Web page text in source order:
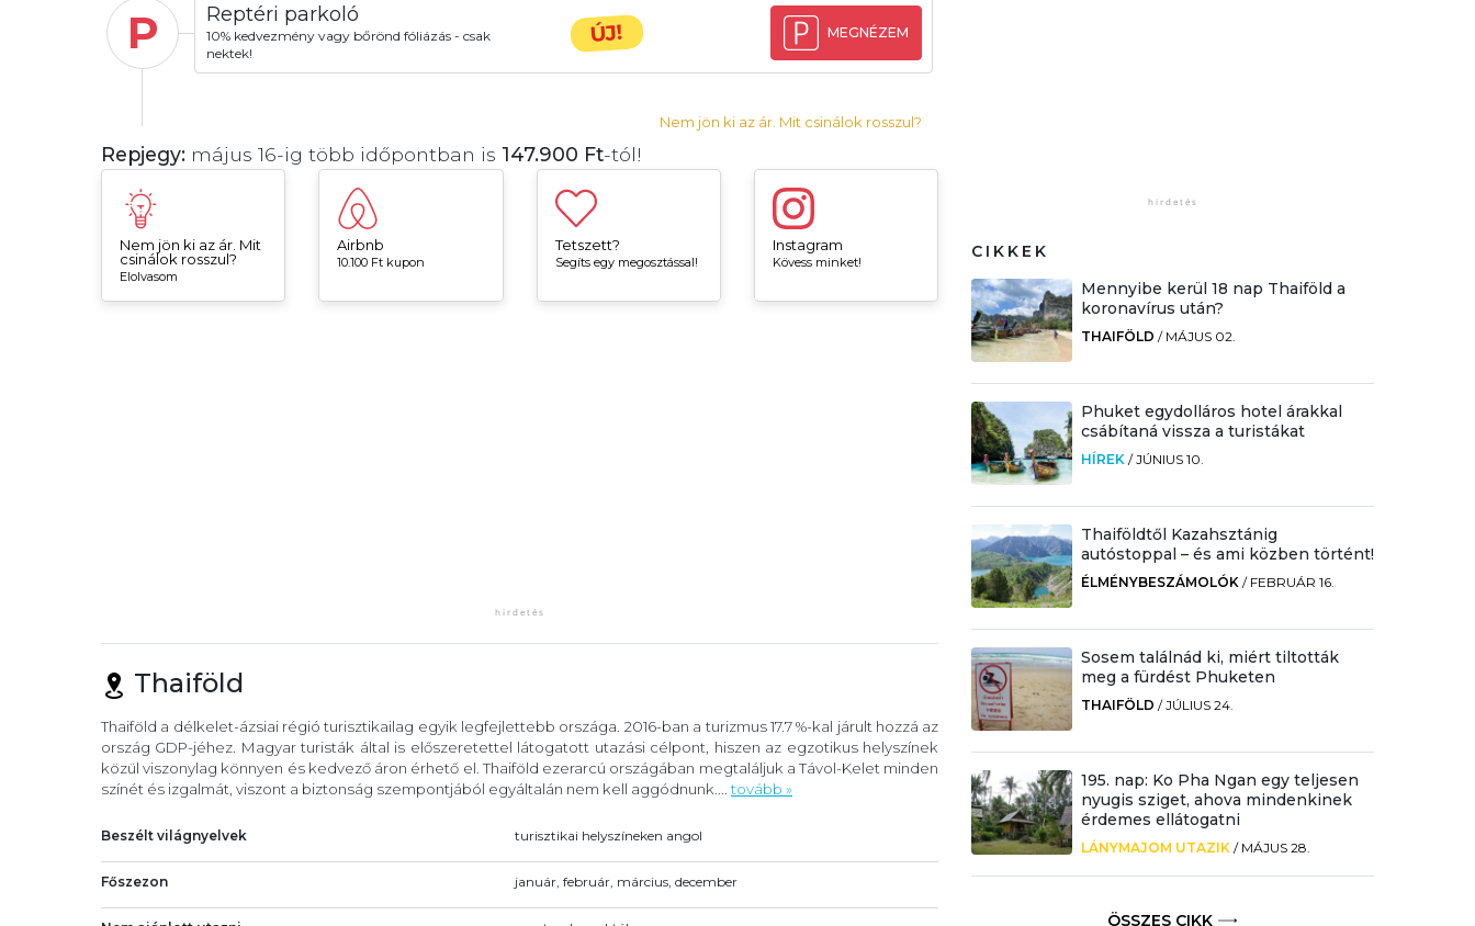
P Reptéri parkoló
10% kedvezmény vagy bőrönd fóliázás - csak
nektek!
ÚJ! MEGNÉZEM
Nem jön ki az ár. Mit csinálok rosszul?
Repjegy: május 16-ig több időpontban is 147.900 Ft-tól!
Nem jön ki az ár. Mit
csinálok rosszul?
Elolvasom
Airbnb
10.100 Ft kupon
Tetszett?
Segíts egy megosztással!
Instagram
Kövess minket!
Thaiföld
Thaiföld a délkelet-ázsiai régió turisztikailag egyik legfejlettebb országa. 2016-ban a turizmus 17.7 %-kal járult hozzá az
ország GDP-jéhez. Magyar turisták által is előszeretettel látogatott utazási célpont, hiszen az egzotikus helyszínek
közül viszonylag könnyen és kedvező áron érhető el. Thaiföld ezerarcú országában megtaláljuk a Távol-Kelet minden
színét és izgalmát, viszont a biztonság szempontjából egyáltalán nem kell aggódnunk.... tovább »
Beszélt világnyelvek turisztikai helyszíneken angol
Főszezon január, február, március, december
CIKKEK
Mennyibe kerül 18 nap Thaiföld a
koronavírus után?
THAIFÖLD / MÁJUS 02.
Phuket egydolláros hotel árakkal
csábítaná vissza a turistákat
HÍREK /JÚNIUS 10.
Thaiföldtől Kazahsztánig
autóstoppal – és ami közben történt!
ÉLMÉNYBESZÁMOLÓK / FEBRUÁR 16.
Sosem találnád ki, miért tiltották
meg a fürdést Phuketen
THAIFÖLD /JÚLIUS 24.
195. nap: Ko Pha Ngan egy teljesen
nyugis sziget, ahova mindenkinek
érdemes ellátogatni
LÁNYMAJOM UTAZIK / MÁJUS 28.
ÖSSZES CIKK